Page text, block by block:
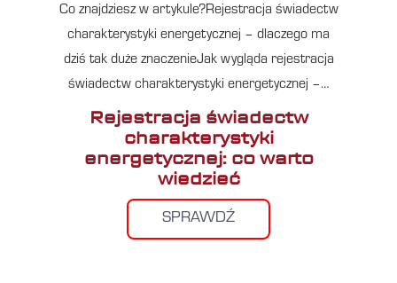
Co znajdziesz w artykule?Rejestracja świadectw
charakterystyki energetycznej – dlaczego ma
dziś tak duże znaczenieJak wygląda rejestracja
świadectw charakterystyki energetycznej –…
Rejestracja świadectw
charakterystyki
energetycznej: co warto
wiedzieć
SPRAWDŹ